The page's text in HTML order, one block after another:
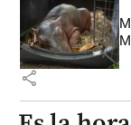
share